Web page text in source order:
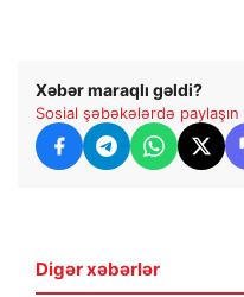
Xəbər maraqlı gəldi?
Sosial şəbəkələrdə paylaşın
Digər xəbərlər